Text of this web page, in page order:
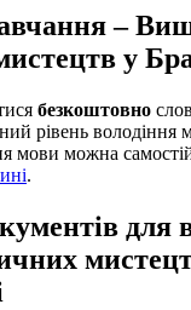
–
у
безкоштовно
рівень
мови можна
.
для